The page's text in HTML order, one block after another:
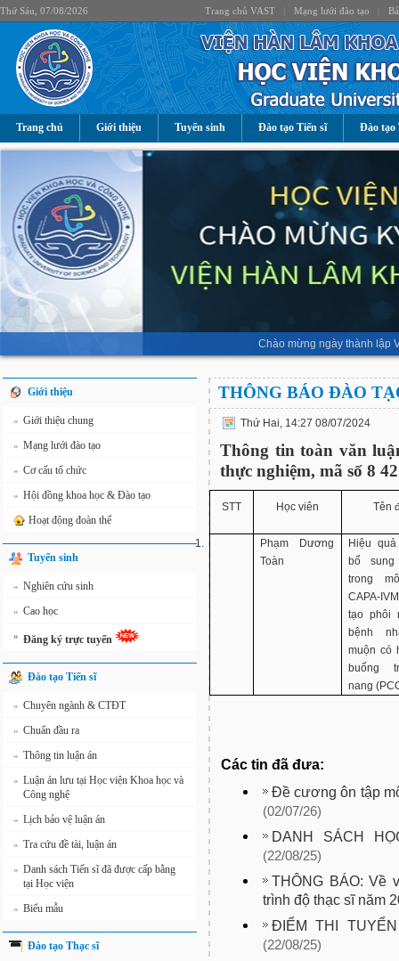
Thứ Sáu, 07/08/2026 Trang chủ VAST Mạng lưới đào tạo
Trang chủ Giới thiệu Tuyển sinh Đào tạo Tiến sĩ Đào tạo
Chào mừng ngày thành lập
Giới thiệu
» Giới thiệu chung
» Mạng lưới đào tạo
» Cơ cấu tổ chức
» Hội đồng khoa học & Đào tạo
Hoạt động đoàn thể
Tuyển sinh
» Nghiên cứu sinh
» Cao học
» Đăng ký trực tuyến
Đào tạo Tiến sĩ
» Chuyên ngành & CTĐT
» Chuẩn đầu ra
» Thông tin luận án
» Luận án lưu tại Học viện Khoa học và
Công nghệ
» Lịch bảo vệ luận án
» Tra cứu đề tài, luận án
» Danh sách Tiến sĩ đã được cấp bằng
tại Học viện
» Biểu mẫu
Đào tạo Thạc sĩ
THÔNG BÁO ĐÀO
Thứ Hai, 14:27 08/07/2024
Thông tin toàn văn
thực nghiệm, mã số 8
STT Học viên Tên
1.
Phạm Dương
Toàn
Hiệu
bổ sung
trong
CAPA-
tạo phôi
bệnh
muộn có
buống
nang
Các tin đã đưa:
Đề cương ôn tập
(02/07/26)
DANH SÁCH
(22/08/25)
THÔNG BÁO: Về
trình độ thạc sĩ năm
ĐIỂM THI
(22/08/25)